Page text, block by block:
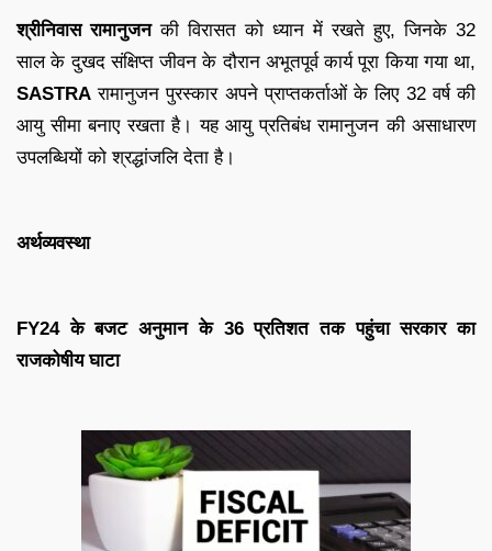
श्रीनिवास रामानुजनकी विरासत को ध्यान में रखते हुए, जिनके 32
साल के दुखद संक्षिप्त जीवन के दौरान अभूतपूर्व कार्य पूरा किया गया था,
SASTRA रामानुजन पुरस्कार अपने प्राप्तकर्ताओं के लिए 32 वर्ष की
आयु सीमा बनाए रखता है। यह आयु प्रतिबंध रामानुजन की असाधारण
उपलब्धियों को श्रद्धांजलि देता है।
अर्थव्यवस्था
FY24 के बजट अनुमान के 36 प्रतिशत तक पहुंचा सरकार का
राजकोषीय घाटा